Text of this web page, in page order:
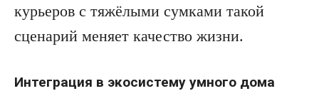
курьеров с тяжёлыми сумками такой
сценарий меняет качество жизни.
Интеграция в экосистему умного дома